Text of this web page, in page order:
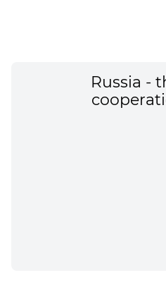
Russia -